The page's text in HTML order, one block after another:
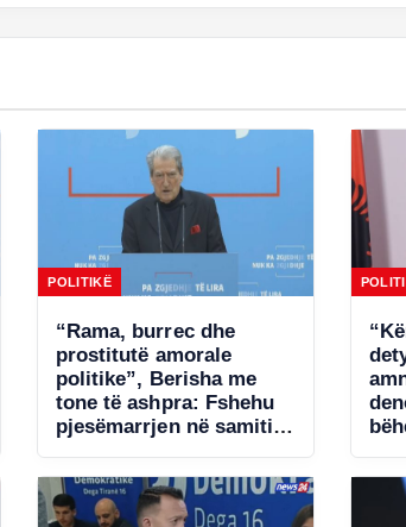
POLITIKË
“Rama, burrec dhe
prostitutë amorale
politike”, Berisha me
tone të ashpra: Fshehu
pjesëmarrjen në samitin